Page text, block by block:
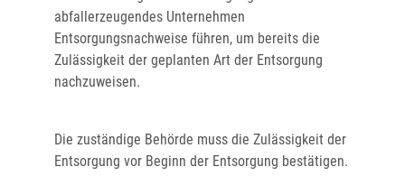
abfallerzeugendes Unternehmen
Entsorgungsnachweise führen, um bereits die
Zulässigkeit der geplanten Art der Entsorgung
nachzuweisen.
Die zuständige Behörde muss die Zulässigkeit der
Entsorgung vor Beginn der Entsorgung bestätigen.